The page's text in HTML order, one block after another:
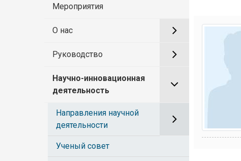
Мероприятия
О нас
Руководство
Научно-инновационная
деятельность
Направления научной
деятельности
Ученый совет